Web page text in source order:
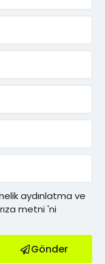
aydınlatma ve
metni 'ni
Gönder